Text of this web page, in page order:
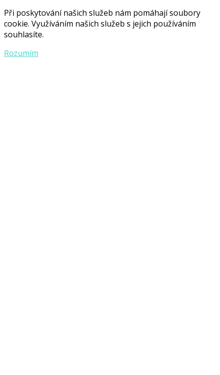
Při poskytování našich služeb nám pomáhají soubory
cookie. Využíváním našich služeb s jejich používáním
souhlasíte.
Rozumím